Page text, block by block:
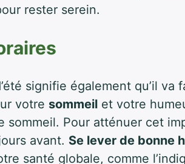
rester serein.
signifie également qu’il
votre sommeil et votre
sommeil. Pour atténuer cet
avant. Se lever de bonne
santé globale, comme